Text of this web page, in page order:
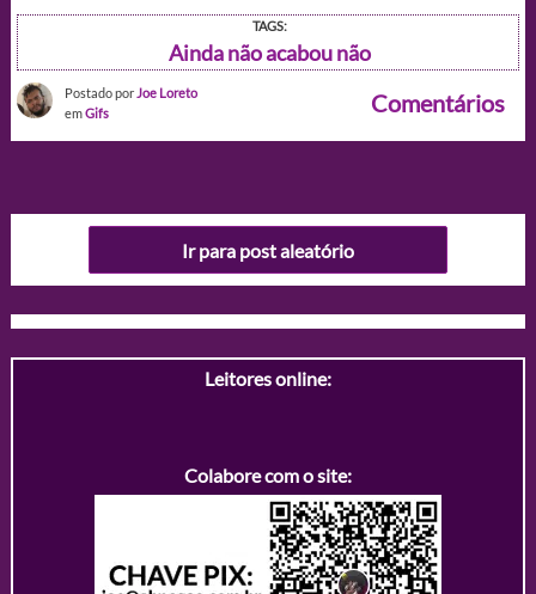
TAGS:
Ainda não acabou não
Postado por Joe Loreto
emGifs Comentários
Ir para post aleatório
Leitores online:
Colabore com o site: